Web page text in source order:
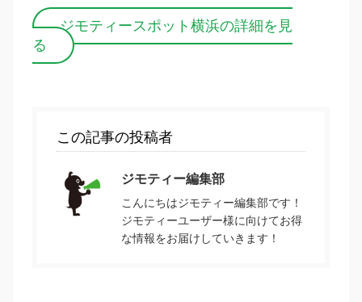
ジモティースポット横浜の詳細を見
る
この記事の投稿者
ジモティー編集部
こんにちはジモティー編集部です！
ジモティーユーザー様に向けてお得
な情報をお届けしていきます！